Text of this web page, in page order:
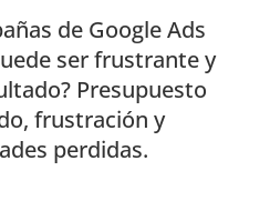
de Google Ads
ser frustrante y
Presupuesto
frustración y
perdidas.